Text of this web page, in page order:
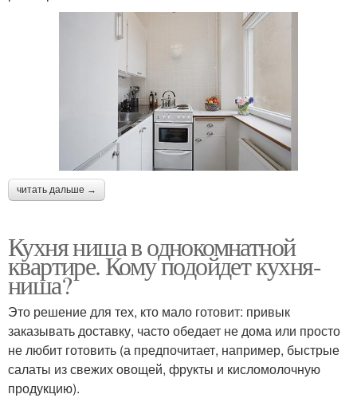
читать дальше →
Кухня ниша в однокомнатной
квартире. Кому подойдет кухня-
ниша?
Это решение для тех, кто мало готовит: привык
заказывать доставку, часто обедает не дома или просто
не любит готовить (а предпочитает, например, быстрые
салаты из свежих овощей, фрукты и кисломолочную
продукцию).